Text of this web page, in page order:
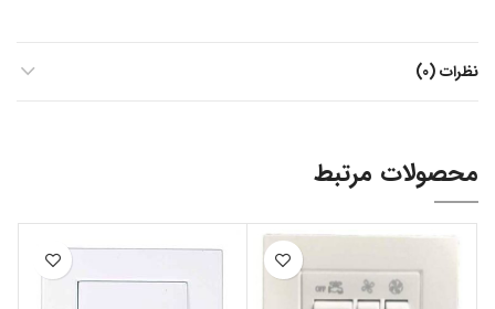
نظرات (0)
محصولات مرتبط